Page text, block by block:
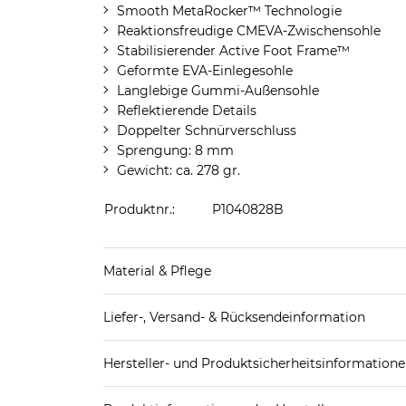
Smooth MetaRocker™ Technologie
Reaktionsfreudige CMEVA-Zwischensohle
Stabilisierender Active Foot Frame™
Geformte EVA-Einlegesohle
Langlebige Gummi-Außensohle
Reflektierende Details
Doppelter Schnürverschluss
Sprengung: 8 mm
Gewicht: ca. 278 gr.
Produktnr.: P1040828B
Material & Pflege
Futter Schuhe: Textil
Laufsohle: Sonstiges Material (Kunststoff)
Obermaterial Schuhe: Textil
Liefer-, Versand- & Rücksendeinformation
Hersteller- und